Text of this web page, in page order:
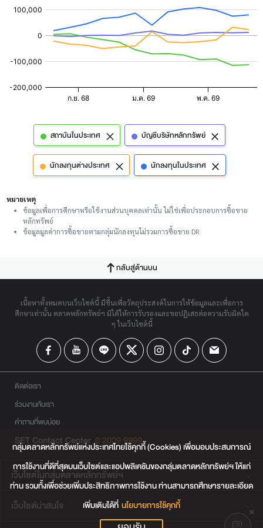
สถาบันในประเทศ บัญชีบริษัทหลักทรัพย์
นักลงทุนต่างประเทศ นักลงทุนในประเทศ
หมายเหตุ
ข้อมูลเพื่อการศึกษาหรือใช้งานส่วนบุคคลเท่านั้น ไม่ใช่เพื่อประกอบการซื้อขาย
หลักทรัพย์
ข้อมูลมูลค่าการซื้อขายตามกลุ่มนักลงทุนไม่รวมการซื้อขาย DR
กลับสู่ด้านบน
เนื้อหาทั้งหมดบนเว็บไซต์นี้ มีขึ้นเพื่อวัตถุประสงค์ในการให้ข้อมูลและเพื่อการ
ศึกษาเท่านั้น ตลาดหลักทรัพย์ฯ มิได้ให้การรับรองและขอปฏิเสธต่อความรับผิดใด
ๆ ในเว็บไซต์นี้
ติดต่อเรา
ร่วมงานกับเรา
คำถามที่พบบ่อย
SET Contact Center 0 2009 9999
เว็บไซต์ในกลุ่มตลาดหลักทรัพย์ฯ
เว็บไซต์น่าสนใจ
กลุ่มตลาดหลักทรัพย์แห่งประเทศไทยใช้คุกกี้ (Cookies) เพื่อมอบประสบการณ์
การใช้งานที่ดีที่สุดบนเว็บไซต์และแอปพลิเคชันของกลุ่มตลาดหลักทรัพย์ฯ ให้แก่
ท่าน รวมทั้งเพื่อช่วยเพิ่มประสิทธิภาพการใช้งาน ท่านสามารถศึกษารายละเอียด
เพิ่มเติมได้ที่ นโยบายการใช้คุกกี้